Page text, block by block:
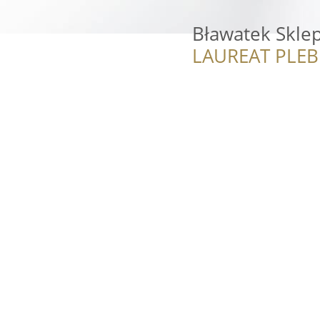
Bławatek
LAUREAT